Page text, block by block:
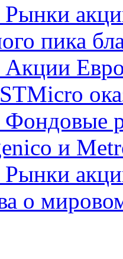
Рынки
пика
Акции
STMicro
Фондовые
и
Рынки
о